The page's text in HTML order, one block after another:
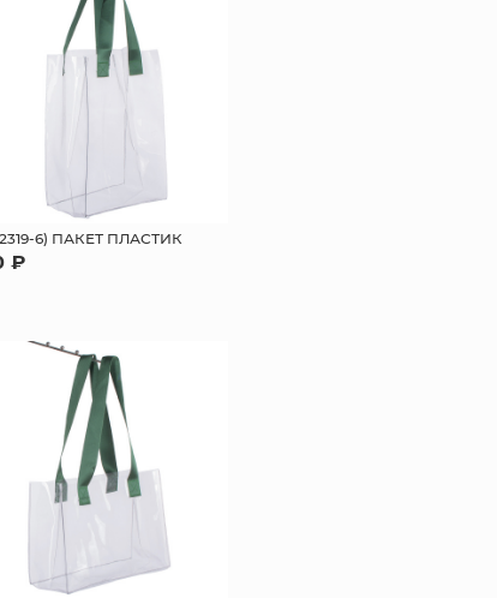
6) ПАКЕТ ПЛАСТИК
₽